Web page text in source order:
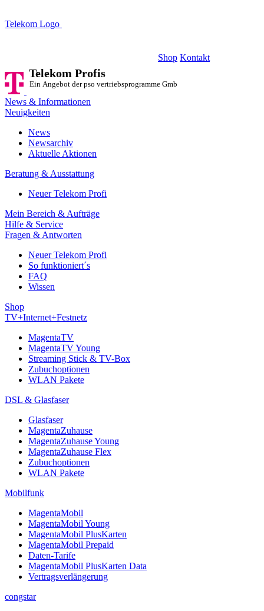
Telekom Logo
Shop Kontakt
Telekom Profis
Ein Angebot der pso vertriebsprogramme GmbH
News & Informationen
Neuigkeiten
News
Newsarchiv
Aktuelle Aktionen
Beratung & Ausstattung
Neuer Telekom Profi
Mein Bereich & Aufträge
Hilfe & Service
Fragen & Antworten
Neuer Telekom Profi
So funktioniert´s
FAQ
Wissen
Shop
TV+Internet+Festnetz
MagentaTV
MagentaTV Young
Streaming Stick & TV-Box
Zubuchoptionen
WLAN Pakete
DSL & Glasfaser
Glasfaser
MagentaZuhause
MagentaZuhause Young
MagentaZuhause Flex
Zubuchoptionen
WLAN Pakete
Mobilfunk
MagentaMobil
MagentaMobil Young
MagentaMobil PlusKarten
MagentaMobil Prepaid
Daten-Tarife
MagentaMobil PlusKarten Data
Vertragsverlängerung
congstar